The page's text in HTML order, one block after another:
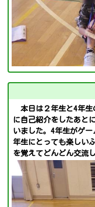
本日は２年生と4年生
に自己紹介をしたあと
いました。4年生がゲ
年生にとっても楽しい
を覚えてどんどん交流